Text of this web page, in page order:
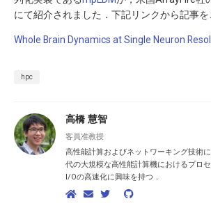
にて紹介されました．下記リンクから記事
Whole Brain Dynamics at Single Neuron
hpc
高橋 慧智
客員准教授
高性能計算およびネットワーキング技術
代の大規模な高性能計算機におけるプロ
I/Oの高速化に興味を持つ．